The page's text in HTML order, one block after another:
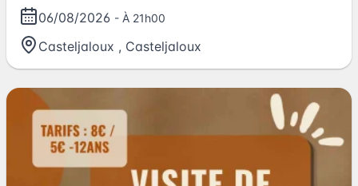
06/08/2026 - À 21h00
Casteljaloux , Casteljaloux